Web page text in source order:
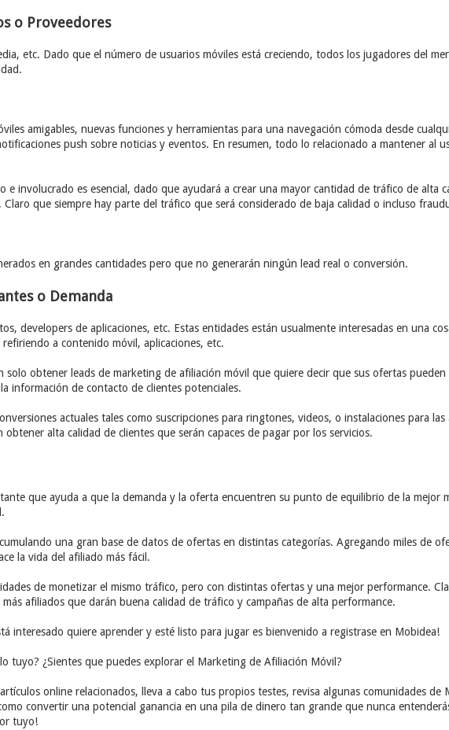
o Proveedores
etc. Dado que el número de usuarios móviles está creciendo, todos los jugadores del
amigables, nuevas funciones y herramientas para una navegación cómoda desde
push sobre noticias y eventos. En resumen, todo lo relacionado a mantener al
e involucrado es esencial, dado que ayudará a crear una mayor cantidad de tráfico de alta
que siempre hay parte del tráfico que será considerado de baja calidad o incluso
en grandes cantidades pero que no generarán ningún lead real o conversión.
o Demanda
developers de aplicaciones, etc. Estas entidades están usualmente interesadas en una
a contenido móvil, aplicaciones, etc.
solo obtener leads de marketing de afiliación móvil que quiere decir que sus ofertas
información de contacto de clientes potenciales.
actuales tales como suscripciones para ringtones, videos, o instalaciones para las
alta calidad de clientes que serán capaces de pagar por los servicios.
que ayuda a que la demanda y la oferta encuentren su punto de equilibrio de la mejor
una gran base de datos de ofertas en distintas categorías. Agregando miles de
la vida del afiliado más fácil.
de monetizar el mismo tráfico, pero con distintas ofertas y una mejor performance.
afiliados que darán buena calidad de tráfico y campañas de alta performance.
interesado quiere aprender y esté listo para jugar es bienvenido a registrase en Mobidea!
tuyo? ¿Sientes que puedes explorar el Marketing de Afiliación Móvil?
online relacionados, lleva a cabo tus propios testes, revisa algunas comunidades de
convertir una potencial ganancia en una pila de dinero tan grande que nunca
tuyo!